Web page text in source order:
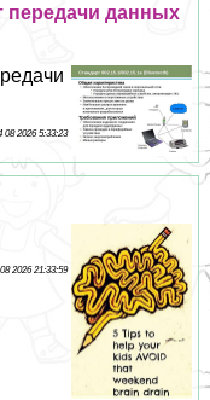
данных
08 2026 5:33:23
2026 21:33:59